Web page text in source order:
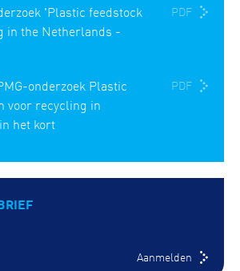
'Plastic feedstock
in the Netherlands -
PDF
onderzoek Plastic
voor recycling in
het kort
PDF
Aanmelden